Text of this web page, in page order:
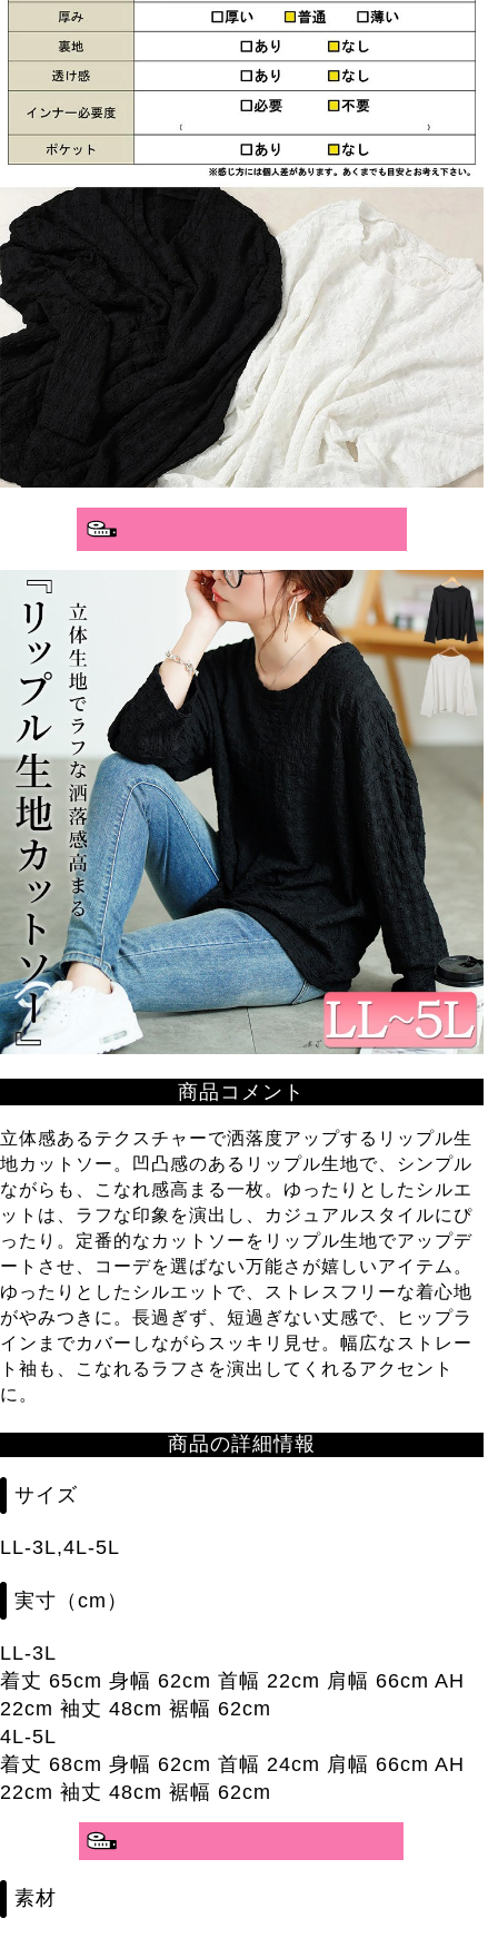
商品コメント
立体感あるテクスチャーで洒落度アップするリップル生
地カットソー。凹凸感のあるリップル生地で、シンプル
ながらも、こなれ感高まる一枚。ゆったりとしたシルエ
ットは、ラフな印象を演出し、カジュアルスタイルにぴ
ったり。定番的なカットソーをリップル生地でアップデ
ートさせ、コーデを選ばない万能さが嬉しいアイテム。
ゆったりとしたシルエットで、ストレスフリーな着心地
がやみつきに。長過ぎず、短過ぎない丈感で、ヒップラ
インまでカバーしながらスッキリ見せ。幅広なストレー
ト袖も、こなれるラフさを演出してくれるアクセント
に。
商品の詳細情報
サイズ
LL-3L,4L-5L
実寸（cm）
LL-3L
着丈 65cm 身幅 62cm 首幅 22cm 肩幅 66cm AH
22cm 袖丈 48cm 裾幅 62cm
4L-5L
着丈 68cm 身幅 62cm 首幅 24cm 肩幅 66cm AH
22cm 袖丈 48cm 裾幅 62cm
素材